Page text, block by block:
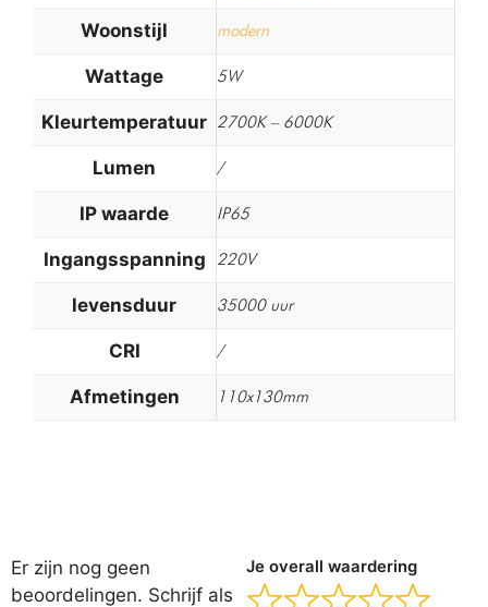
Woonstijl modern
Wattage 5W
Kleurtemperatuur 2700K – 6000K
Lumen /
IP waarde IP65
Ingangsspanning 220V
levensduur 35000 uur
CRI /
Afmetingen 110x130mm
Er zijn nog geen
beoordelingen. Schrijf als
Je overall waardering